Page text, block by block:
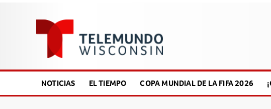
NOTICIAS EL TIEMPO COPA MUNDIAL DE LA FIFA 2026